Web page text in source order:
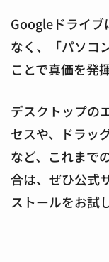
Googleドライブ
なく、「パソコ
ことで真価を発
デスクトップの
セスや、ドラッ
など、これまで
合は、ぜひ公式
ストールをお試